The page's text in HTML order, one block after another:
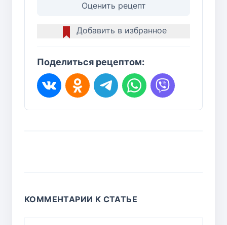
Оценить рецепт
Добавить в избранное
Поделиться рецептом:
КОММЕНТАРИИ К СТАТЬЕ